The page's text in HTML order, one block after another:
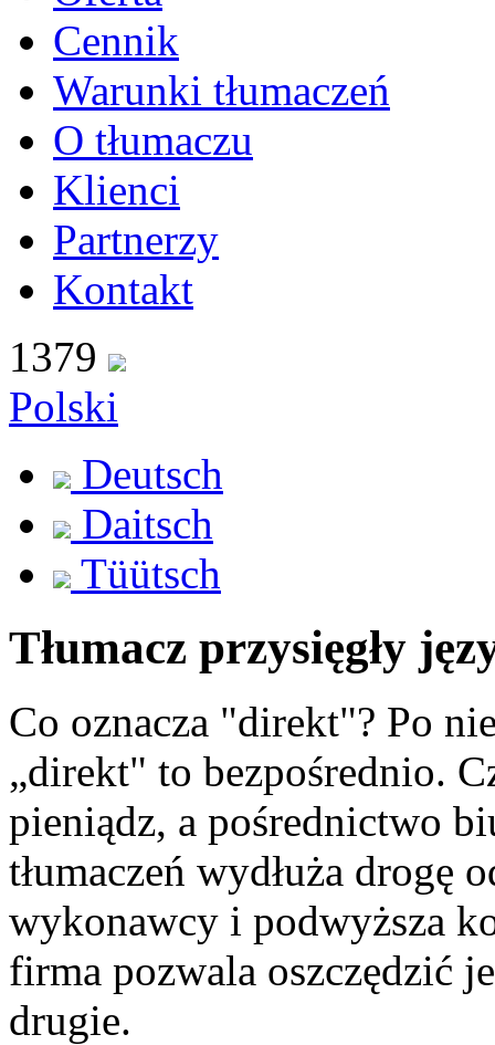
Cennik
Warunki tłumaczeń
O tłumaczu
Klienci
Partnerzy
Kontakt
1379
Polski
Deutsch
Daitsch
Tüütsch
Tłumacz przysięgły
Co oznacza "direkt"? Po
„direkt" to bezpośrednio.
pieniądz, a pośrednictwo
tłumaczeń wydłuża drogę
wykonawcy i podwyższa
firma pozwala oszczędzić
drugie.